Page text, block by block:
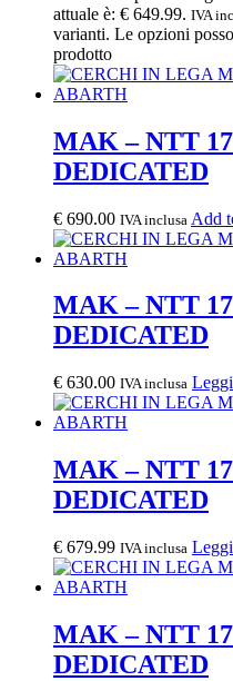
attuale è: € 649.99. IVA
varianti. Le opzioni
prodotto
MAK – NTT
DEDICATED
€ 690.00 IVA inclusa Add
MAK – NTT
DEDICATED
€ 630.00 IVA inclusa
MAK – NTT
DEDICATED
€ 679.99 IVA inclusa
MAK – NTT
DEDICATED